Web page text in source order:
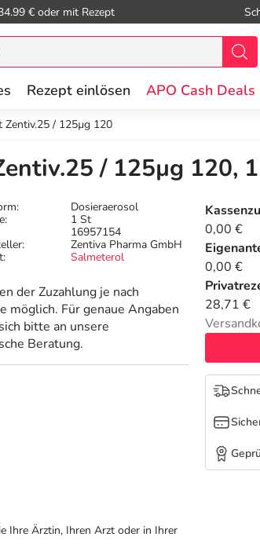
€ oder mit Rezept
Rezept einlösen APO Cash Deals
/ 125µg 120
/ 125µg 120,
Dosieraerosol
1 St
16957154
Zentiva Pharma GmbH
Salmeterol
der Zuzahlung je nach
möglich. Für genaue Angaben
bitte an unsere
Beratung.
0,00 €
0,00 €
28,71 €
Ihre Ärztin, Ihren Arzt oder in Ihrer